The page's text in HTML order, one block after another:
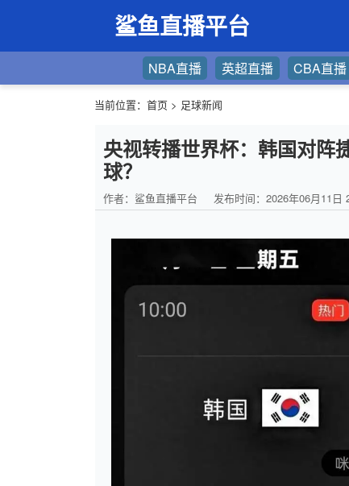
鲨鱼直播平台
NBA直播 英超直播 CBA直播
当前位置： 首页 > 足球新闻
央视转播世界杯：韩国对阵
球？
作者：鲨鱼直播平台 发布时间：2026年06月11日